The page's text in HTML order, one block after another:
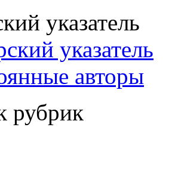
указатель
указатель
авторы
рубрик